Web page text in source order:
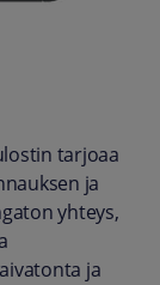
tarjoaa
ja
yhteys,
ja